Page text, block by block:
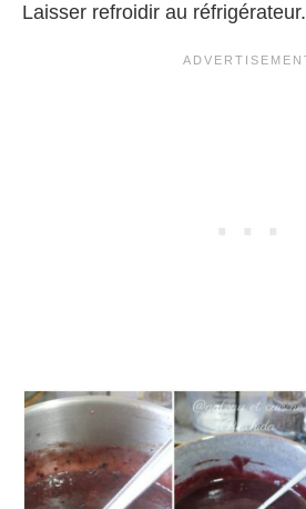
Laisser refroidir au réfrigérateur.